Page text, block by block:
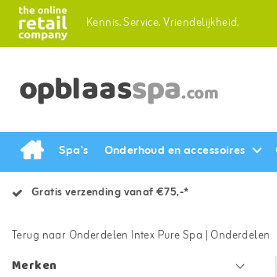
Kennis.Service.Vriendelijkheid.
Spa's Onderhoud en accessoires
Gratis verzending vanaf €75,-*
Terug naar Onderdelen Intex Pure Spa | Onderdelen
Merken